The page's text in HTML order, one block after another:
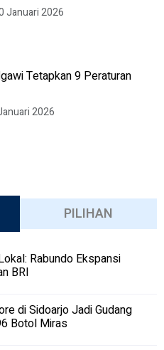
Januari 2026
Tetapkan 9 Peraturan
2026
PILIHAN
Rabundo Ekspansi
BRI
di Sidoarjo Jadi Gudang
Botol Miras